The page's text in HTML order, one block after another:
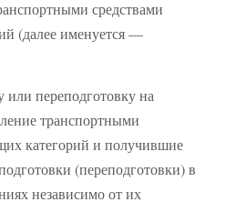
средствами
(далее именуется —
переподготовку на
транспортными
категорий и получившие
(переподготовки) в
независимо от их